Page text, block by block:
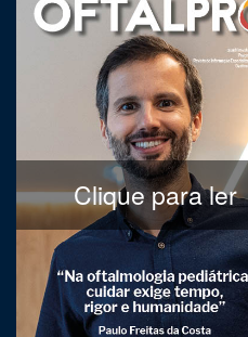
Clique para ler